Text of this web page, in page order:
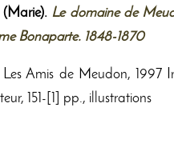
(Marie). Le domaine de
Bonaparte. 1848-1870
Amis de Meudon, 1997
151-[1] pp., illustrations